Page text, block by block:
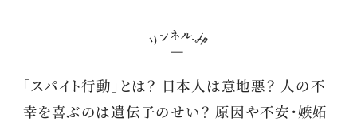
「スパイト行動」とは？ 日本人は意地悪？ 人の不
幸を喜ぶのは遺伝子のせい？ 原因や不安・嫉妬